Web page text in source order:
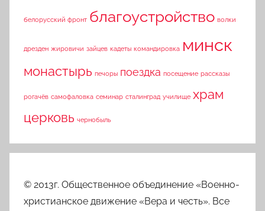
белорусский фронт благоустройство волки
дрезден жировичи зайцев кадеты командировка минск
монастырь печоры поездка посещение рассказы
рогачёв самофаловка семинар сталинград училище храм
церковь чернобыль
© 2013г. Общественное объединение «Военно-
христианское движение «Вера и честь». Все